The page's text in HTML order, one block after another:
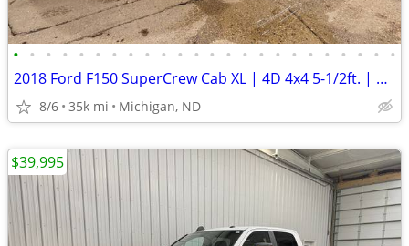
• • • • • • • • • • • • • • • • • • • • • • • •
2018 Ford F150 SuperCrew Cab XL | 4D 4x4 5-1/2ft. | 35k Miles
8/6 35k mi Michigan, ND
$39,995